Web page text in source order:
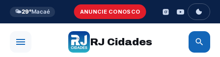
🌤️29°Macaé ANUNCIE CONOSCO
RJ Cidades